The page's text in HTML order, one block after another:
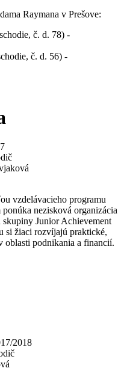
Raymana v Prešove:
č. d. 78) -
č. d. 56) -
vzdelávacieho programu
nezisková organizácia
Junior Achievement
si žiaci rozvíjajú praktické,
oblasti podnikania a financií.
2018